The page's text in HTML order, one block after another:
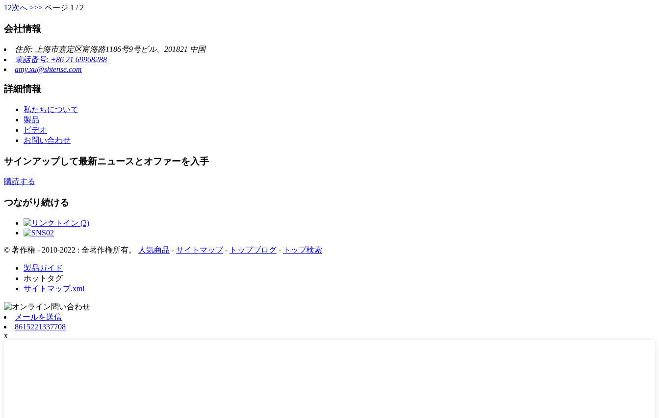
1 2次へ >>> ページ 1 / 2
会社情報
住所: 上海市嘉定区富海路1186号9号ビル、201821 中国
電話番号: +86 21 69968288
amy.xu@shtense.com
詳細情報
私たちについて
製品
ビデオ
お問い合わせ
サインアップして最新ニュースとオファーを入手
購読する
つながり続ける
© 著作権 - 2010-2022 : 全著作権所有。 人気商品 - サイトマップ- トップブログ - トップ検索
製品ガイド
ホットタグ
サイトマップ.xml
メールを送信
8615221337708
x